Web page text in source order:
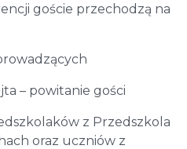
goście przechodzą na
– powitanie gości
z Przedszkola
oraz uczniów z